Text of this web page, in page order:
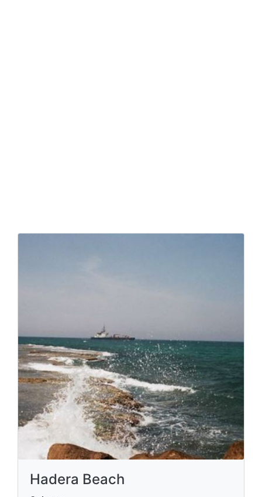
Hadera Beach